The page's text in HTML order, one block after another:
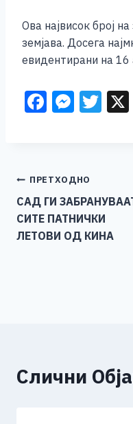
Ова највисок број
земјава. Досега
евидентирани на 16
F
b
o
o
M
n
g
er
T
Навигација
на
напис
ПРЕТХОДНО
САД ГИ
СИТЕ ПАТНИЧКИ
ЛЕТОВИ ОД КИНА
Слични